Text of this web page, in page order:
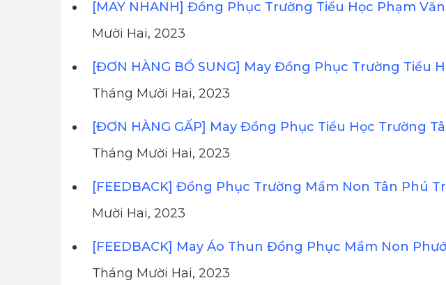
[MAY NHANH] Đồng Phục Trường Tiểu Học Phạm Văn
Mười Hai, 2023
[ĐƠN HÀNG BỔ SUNG] May Đồng Phục Trường Tiểu
Tháng Mười Hai, 2023
[ĐƠN HÀNG GẤP] May Đồng Phục Tiểu Học Trường
Tháng Mười Hai, 2023
[FEEDBACK] Đồng Phục Trường Mầm Non Tân Phú
Mười Hai, 2023
[FEEDBACK] May Áo Thun Đồng Phục Mầm Non
Tháng Mười Hai, 2023